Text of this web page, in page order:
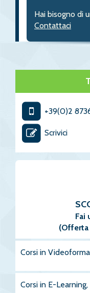
Hai bisogno di
Contattaci
+39(0)2
Scrivici
Fai
(Offerta
Corsi in
Corsi in E-